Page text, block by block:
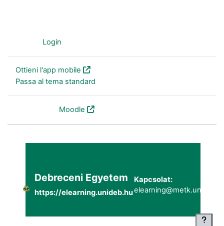
Login
Ottieni l'app mobile
Passa al tema standard
Moodle
Debreceni Egyetem
https://elearning.unideb.hu
Kapcsolat: